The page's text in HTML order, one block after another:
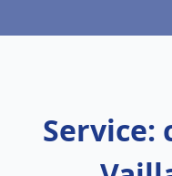
Service: